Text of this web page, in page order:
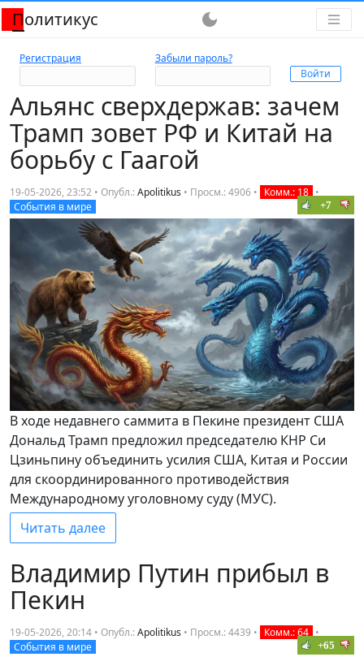
Политикус dark_mode
Регистрация Забыли пароль?
Альянс сверхдержав: зачем
Трамп зовет РФ и Китай на
борьбу с Гаагой
19-05-2026, 23:52 • Опубл.:Apolitikus • Просм.: 4906 • Комм.: 18 •
События в мире
+7
В ходе недавнего саммита в Пекине президент США
Дональд Трамп предложил председателю КНР Си
Цзиньпину объединить усилия США, Китая и России
для скоординированного противодействия
Международному уголовному суду (МУС).
Читать далее
Владимир Путин прибыл в
Пекин
19-05-2026, 20:14 • Опубл.:Apolitikus • Просм.: 4439 • Комм.: 64 •
События в мире
+65